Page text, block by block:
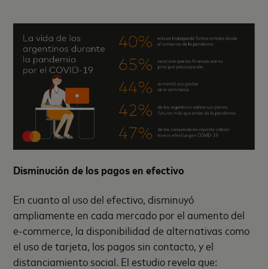
Disminución de los pagos en efectivo
En cuanto al uso del efectivo, disminuyó
ampliamente en cada mercado por el aumento del
e-commerce, la disponibilidad de alternativas como
el uso de tarjeta, los pagos sin contacto, y el
distanciamiento social. El estudio revela que: